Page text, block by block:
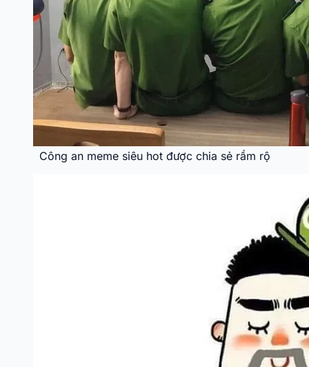
Công an meme siêu hot được chia sẻ rầm rộ